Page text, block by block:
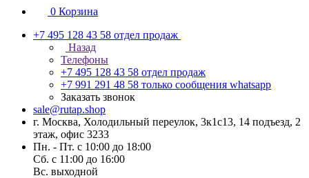
0 Корзина
+7 495 128 43 58 отдел продаж
Назад
Телефоны
+7 495 128 43 58 отдел продаж
+7 991 291 48 58 только сообщения whatsapp
Заказать звонок
sale@rutap.shop
г. Москва, Холодильный переулок, 3к1с13, 14 подъезд, 2
этаж, офис 3233
Пн. - Пт. с 10:00 до 18:00
Сб. с 11:00 до 16:00
Вс. выходной